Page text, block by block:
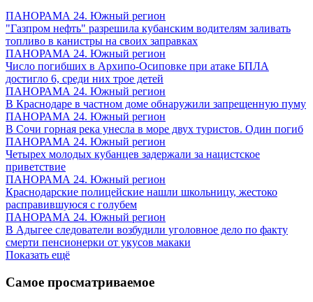
ПАНОРАМА 24. Южный регион
"Газпром нефть" разрешила кубанским водителям заливать
топливо в канистры на своих заправках
ПАНОРАМА 24. Южный регион
Число погибших в Архипо-Осиповке при атаке БПЛА
достигло 6, среди них трое детей
ПАНОРАМА 24. Южный регион
В Краснодаре в частном доме обнаружили запрещенную пуму
ПАНОРАМА 24. Южный регион
В Сочи горная река унесла в море двух туристов. Один погиб
ПАНОРАМА 24. Южный регион
Четырех молодых кубанцев задержали за нацистское
приветствие
ПАНОРАМА 24. Южный регион
Краснодарские полицейские нашли школьницу, жестоко
расправившуюся с голубем
ПАНОРАМА 24. Южный регион
В Адыгее следователи возбудили уголовное дело по факту
смерти пенсионерки от укусов макаки
Показать ещё
Самое просматриваемое